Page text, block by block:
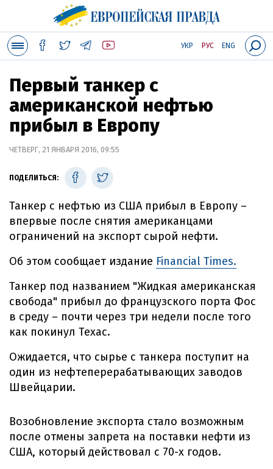
УКР РУС ENG
Первый танкер с
американской нефтью
прибыл в Европу
ЧЕТВЕРГ, 21 ЯНВАРЯ 2016, 09:55
ПОДЕЛИТЬСЯ:
Танкер с нефтью из США прибыл в Европу –
впервые после снятия американцами
ограничений на экспорт сырой нефти.
Об этом сообщает издание Financial Times.
Танкер под названием "Жидкая американская
свобода" прибыл до французского порта Фос
в среду – почти через три недели после того
как покинул Техас.
Ожидается, что сырье с танкера поступит на
один из нефтеперерабатывающих заводов
Швейцарии.
Возобновление экспорта стало возможным
после отмены запрета на поставки нефти из
США, который действовал с 70-х годов.